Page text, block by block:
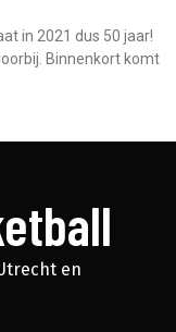
in 2021 dus 50 jaar!
Binnenkort komt
en